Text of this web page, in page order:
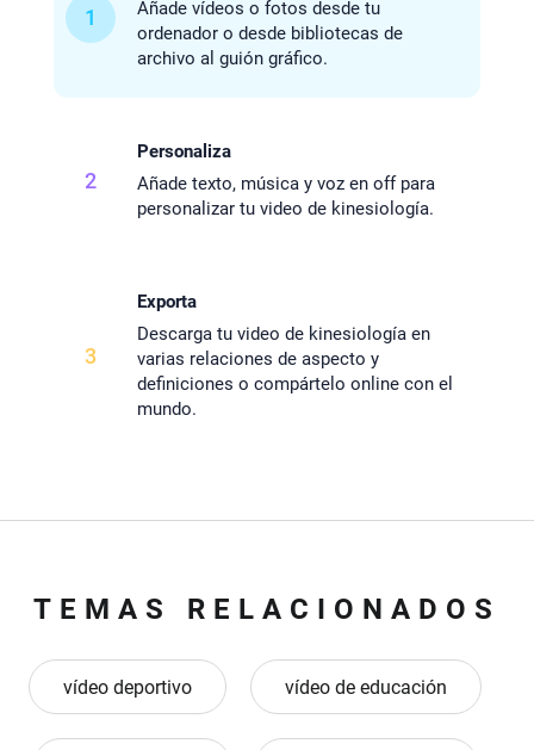
1
Añade vídeos o fotos desde tu
ordenador o desde bibliotecas de
archivo al guión gráfico.
2
Personaliza
Añade texto, música y voz en off para
personalizar tu video de kinesiología.
3
Exporta
Descarga tu video de kinesiología en
varias relaciones de aspecto y
definiciones o compártelo online con el
mundo.
TEMAS RELACIONADOS
vídeo deportivo vídeo de educación